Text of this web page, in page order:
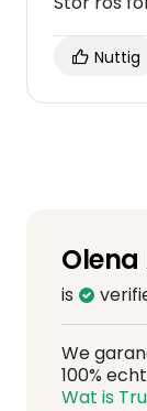
Nuttig
is
We
100%
Wat is